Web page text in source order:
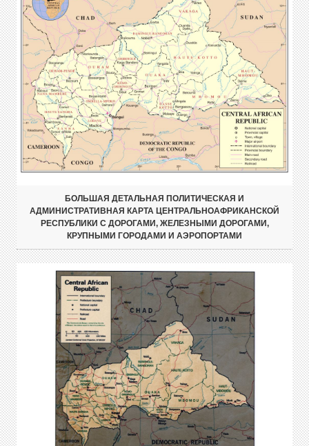
БОЛЬШАЯ ДЕТАЛЬНАЯ ПОЛИТИЧЕСКАЯ И
АДМИНИСТРАТИВНАЯ КАРТА ЦЕНТРАЛЬНОАФРИКАНСКОЙ
РЕСПУБЛИКИ С ДОРОГАМИ, ЖЕЛЕЗНЫМИ ДОРОГАМИ,
КРУПНЫМИ ГОРОДАМИ И АЭРОПОРТАМИ